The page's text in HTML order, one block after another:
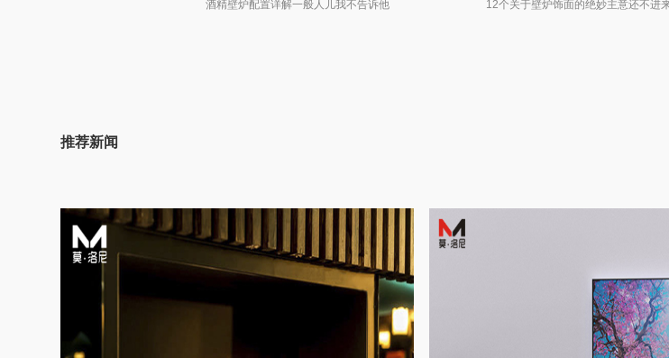
酒精壁炉配置详解一般人儿我不告诉他
推荐新闻